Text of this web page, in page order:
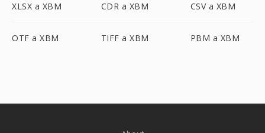
XLSX a XBM CDR a XBM CSV a XBM
OTF a XBM TIFF a XBM PBM a XBM